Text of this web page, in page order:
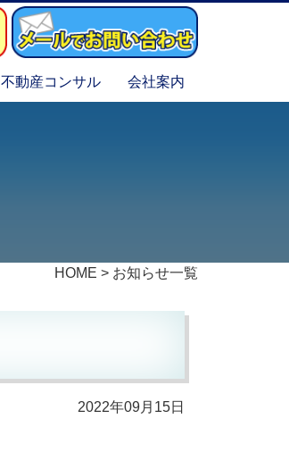
不動産コンサル 会社案内
HOME > お知らせ一覧
2022年09月15日